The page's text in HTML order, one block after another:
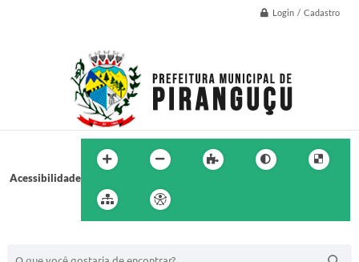
Login / Cadastro
Acessibilidade